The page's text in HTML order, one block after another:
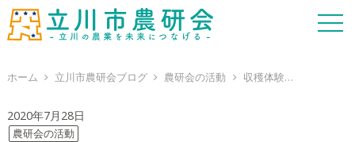
ホーム 立川市農研会ブログ 農研会の活動 収穫体験片付け作業
2020年7月28日
農研会の活動